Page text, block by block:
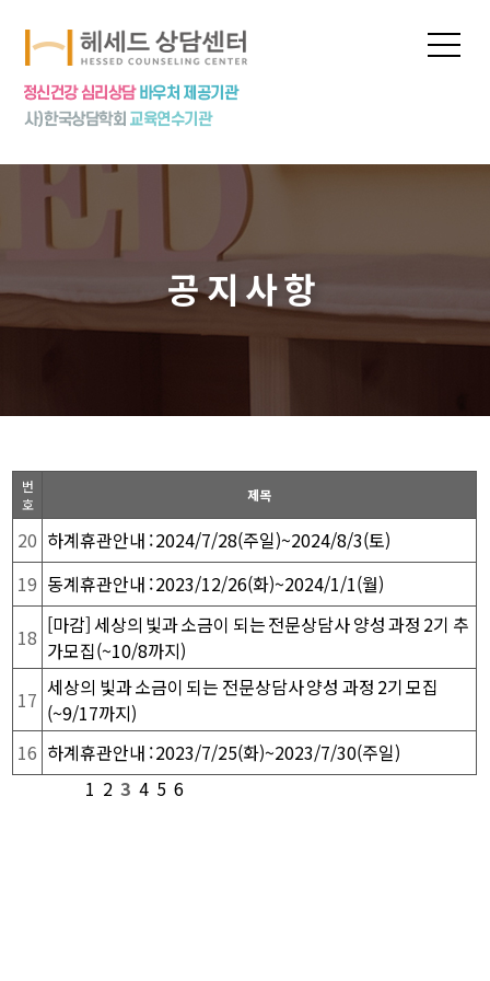
프로그램
심리상담
심리검사
놀이치료
집단상담
상담수련
상담신청
공지사항
번
호
제목
20 하계휴관안내 : 2024/7/28(주일)~2024/8/3(토)
19 동계휴관안내 : 2023/12/26(화)~2024/1/1(월)
18 [마감] 세상의 빛과 소금이 되는 전문상담사 양성 과정 2기 추
가모집(~10/8까지)
17 세상의 빛과 소금이 되는 전문상담사 양성 과정 2기 모집
(~9/17까지)
16 하계휴관안내 : 2023/7/25(화)~2023/7/30(주일)
1 2 3 4 5 6